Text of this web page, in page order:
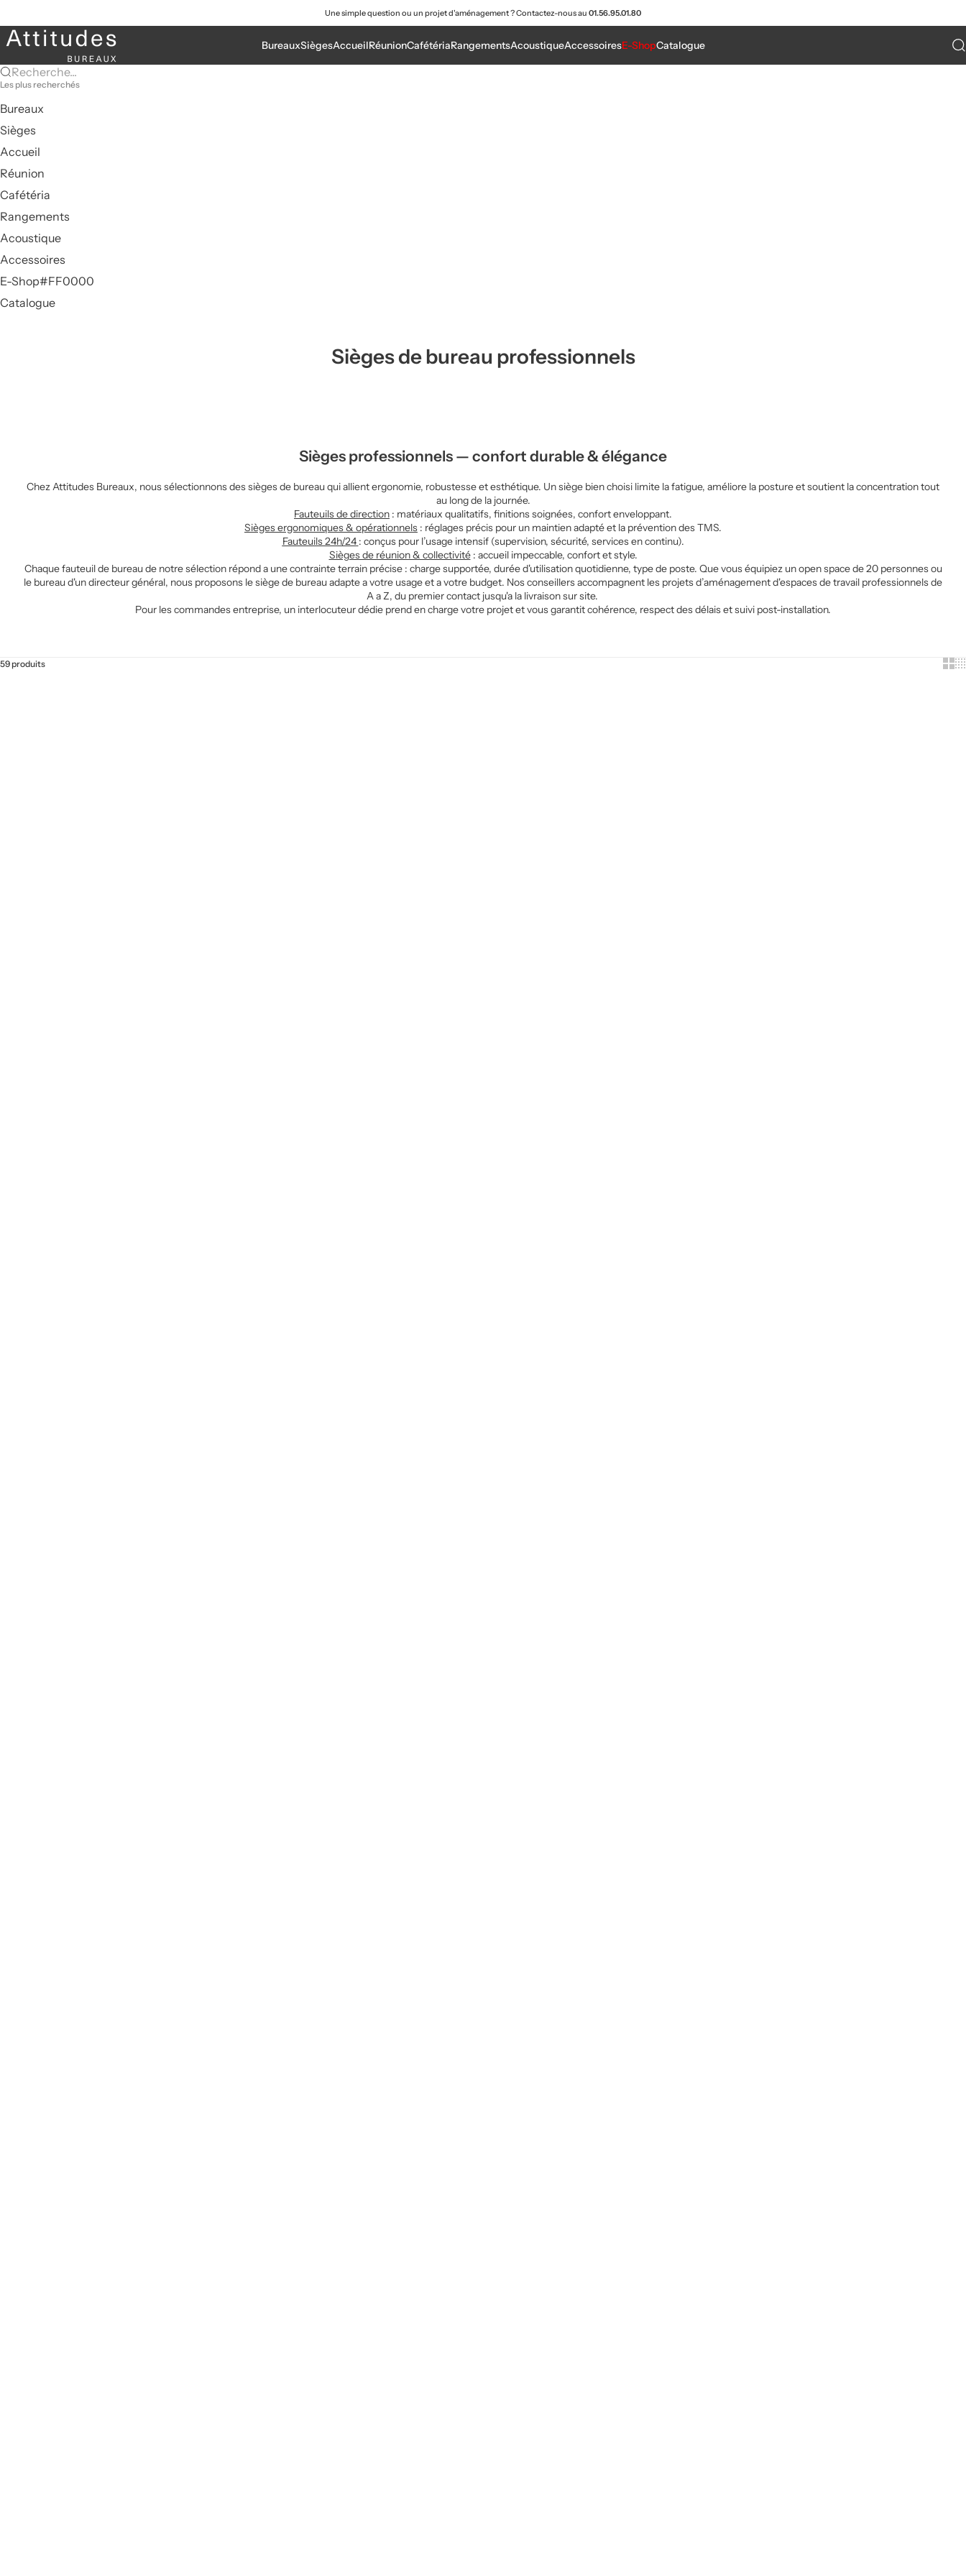
Une simple question ou un projet d'aménagement ? Contactez-nous au 01.56.95.01.80
Attitudes Bureaux
BureauxSiègesAccueilRéunionCafétériaRangementsAcoustiqueAccessoiresE-ShopCatalogue
Recherche...
Les plus recherchés
Bureaux
Sièges
Accueil
Réunion
Cafétéria
Rangements
Acoustique
Accessoires
E-Shop#FF0000
Catalogue
Sièges de bureau professionnels
Sièges professionnels — confort durable & élégance
Chez Attitudes Bureaux, nous sélectionnons des sièges de bureau qui allient ergonomie, robustesse et esthétique. Un siège bien choisi limite la fatigue, améliore la posture et soutient la concentration tout
au long de la journée.
Fauteuils de direction : matériaux qualitatifs, finitions soignées, confort enveloppant.
Sièges ergonomiques& opérationnels : réglages précis pour un maintien adapté et la prévention des TMS.
Fauteuils 24h/24 : conçus pour l’usage intensif (supervision, sécurité, services en continu).
Sièges de réunion & collectivité: accueil impeccable, confort et style.
Chaque fauteuil de bureau de notre sélection répond a une contrainte terrain précise : charge supportée, durée d'utilisation quotidienne, type de poste. Que vous équipiez un open space de 20 personnes ou
le bureau d'un directeur général, nous proposons lesiège de bureauadapte a votre usage et a votre budget. Nos conseillers accompagnent les projets d’aménagement d'espaces de travail professionnels de
A a Z, du premier contact jusqu'a la livraison sur site.
Pour les commandes entreprise, un interlocuteur dédie prend en charge votre projet et vous garantit cohérence, respect des délais et suivi post-installation.
59 produits